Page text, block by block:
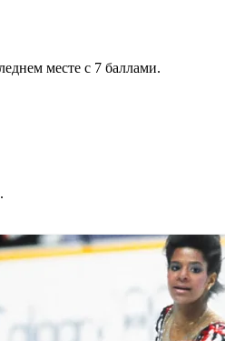
месте с 7 баллами.